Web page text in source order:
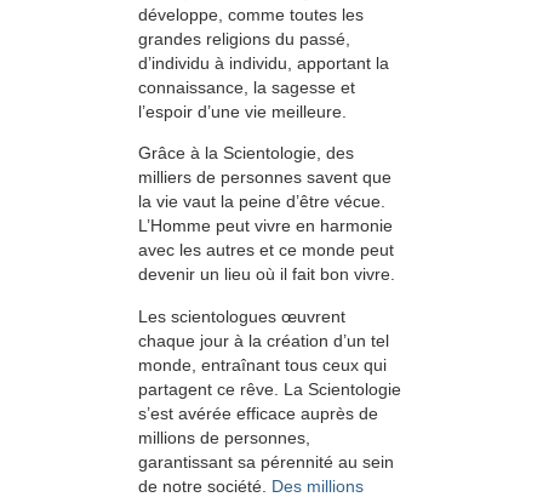
développe, comme toutes les
grandes religions du passé,
d’individu à individu, apportant la
connaissance, la sagesse et
l’espoir d’une vie meilleure.
Grâce à la Scientologie, des
milliers de personnes savent que
la vie vaut la peine d’être vécue.
L’Homme peut vivre en harmonie
avec les autres et ce monde peut
devenir un lieu où il fait bon vivre.
Les scientologues œuvrent
chaque jour à la création d’un tel
monde, entraînant tous ceux qui
partagent ce rêve. La Scientologie
s’est avérée efficace auprès de
millions de personnes,
garantissant sa pérennité au sein
de notre société. Des millions